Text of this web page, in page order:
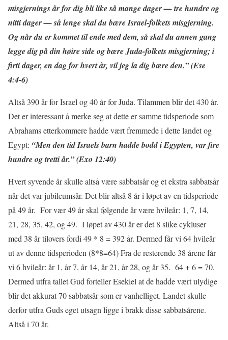
misgjernings år for dig bli like så mange dager — tre hundre og
nitti dager — så lenge skal du bære Israel-folkets misgjerning.
Og når du er kommet til ende med dem, så skal du annen gang
legge dig på din høire side og bære Juda-folkets misgjerning; i
firti dager, en dag for hvert år, vil jeg la dig bære den.” (Ese
4:4-6)
Altså 390 år for Israel og 40 år for Juda. Tilammen blir det 430 år.
Det er interessant å merke seg at dette er samme tidsperiode som
Abrahams etterkommere hadde vært fremmede i dette landet og
Egypt: “Men den tid Israels barn hadde bodd i Egypten, var fire
hundre og tretti år.” (Exo 12:40)
Hvert syvende år skulle altså være sabbatsår og et ekstra sabbatsår
når det var jubileumsår. Det blir altså 8 år i løpet av en tidsperiode
på 49 år. For vær 49 år skal følgende år være hvileår: 1, 7, 14,
21, 28, 35, 42, og 49. I løpet av 430 år er det 8 slike cykluser
med 38 år tilovers fordi 49 * 8 = 392 år. Dermed får vi 64 hvileår
ut av denne tidsperioden (8*8=64) Fra de resterende 38 årene får
vi 6 hvileår: år 1, år 7, år 14, år 21, år 28, og år 35. 64 + 6 = 70.
Dermed utfra tallet Gud forteller Esekiel at de hadde vært ulydige
blir det akkurat 70 sabbatsår som er vanhelliget. Landet skulle
derfor utfra Guds eget utsagn ligge i brakk disse sabbatsårene.
Altså i 70 år.